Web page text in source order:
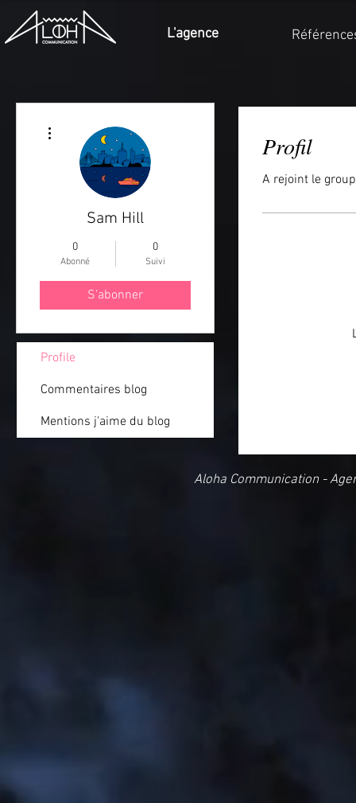
L'agence
Profil
A rejoint le
Sam Hill
0
Abonné
0
Suivi
S'abonner
Profile
Commentaires blog
Mentions j'aime du blog
Aloha Communication -